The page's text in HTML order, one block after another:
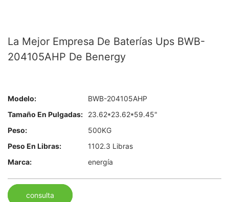
La Mejor Empresa De Baterías Ups BWB-
204105AHP De Benergy
Modelo:
BWB-204105AHP
Tamaño En Pulgadas:
23.62*23.62*59.45"
Peso:
500KG
Peso En Libras:
1102.3 Libras
Marca:
energía
consulta